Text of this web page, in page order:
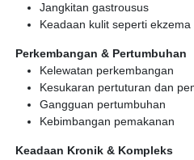
Jangkitan gastrousus
Keadaan kulit seperti ekzema
Perkembangan & Pertumbuhan
Kelewatan perkembangan
Kesukaran pertuturan dan
Gangguan pertumbuhan
Kebimbangan pemakanan
Keadaan Kronik & Kompleks